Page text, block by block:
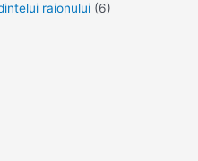
raionului (6)